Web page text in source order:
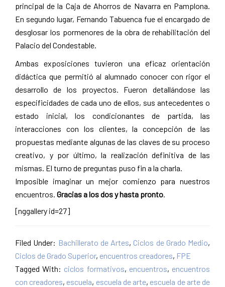
principal de la Caja de Ahorros de Navarra en Pamplona.
En segundo lugar, Fernando Tabuenca fue el encargado de
desglosar los pormenores de la obra de rehabilitación del
Palacio del Condestable.
Ambas exposiciones tuvieron una eficaz orientación
didáctica que permitió al alumnado conocer con rigor el
desarrollo de los proyectos. Fueron detallándose las
especificidades de cada uno de ellos, sus antecedentes o
estado inicial, los condicionantes de partida, las
interacciones con los clientes, la concepción de las
propuestas mediante algunas de las claves de su proceso
creativo, y por último, la realización definitiva de las
mismas. El turno de preguntas puso fin a la charla.
Imposible imaginar un mejor comienzo para nuestros
encuentros. Gracias a los dos y hasta pronto
[nggallery id=27]
Filed Under: Bachillerato de Artes, Ciclos de Grado Medio,
Ciclos de Grado Superior, encuentros creadores, FPE
Tagged With: ciclos formativos, encuentros, encuentros
con creadores, escuela, escuela de arte, escuela de arte de